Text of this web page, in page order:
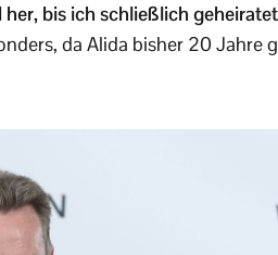
bis ich schließlich
da Alida bisher 20 Jahre